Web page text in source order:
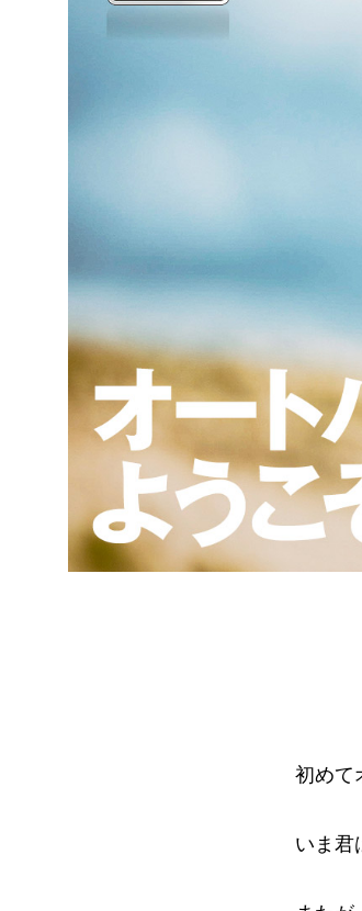
初めて
いま君